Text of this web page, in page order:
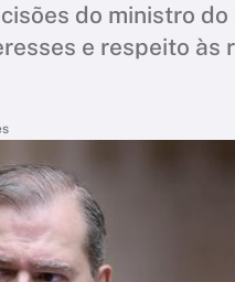
do ministro do
e respeito às